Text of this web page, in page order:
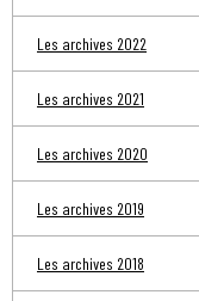
Les archives 2022
Les archives 2021
Les archives 2020
Les archives 2019
Les archives 2018